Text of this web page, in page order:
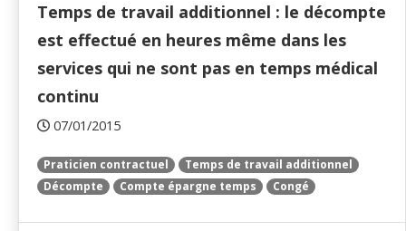
Temps de travail additionnel : le décompte
est effectué en heures même dans les
services qui ne sont pas en temps médical
continu
07/01/2015
Praticien contractuel
Temps de travail additionnel
Décompte
Compte épargne temps Congé